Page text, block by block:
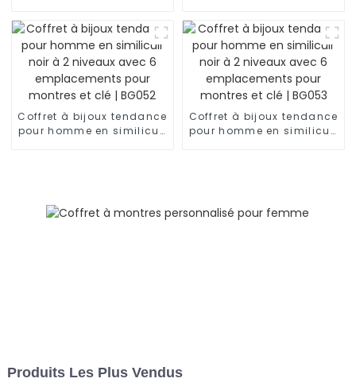
emplacements, avec
fenêtre en verre | BG022
emplacements, en PU
avec fenêtre en verre |
BG050
Coffret à bijoux tendance
pour homme en similicuir
Coffret à bijoux tendance
pour homme en similicuir
Produits Les Plus Vendus